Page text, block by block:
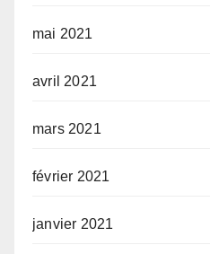
mai 2021
avril 2021
mars 2021
février 2021
janvier 2021